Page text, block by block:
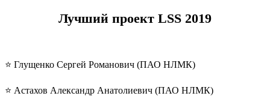
Лучший проект LSS 2019
⭐️ Глущенко Сергей Романович (ПАО НЛМК)
⭐️ Астахов Александр Анатолиевич (ПАО НЛМК)